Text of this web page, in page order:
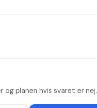
planen hvis svaret er nej.